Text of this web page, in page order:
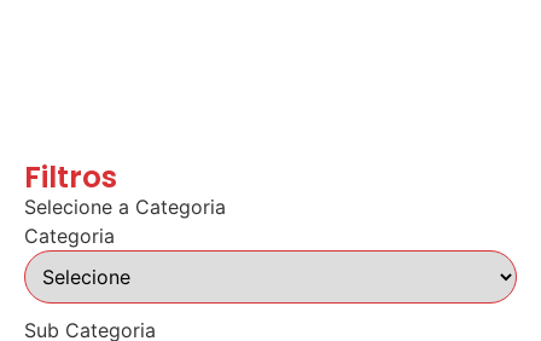
Filtros
Selecione a Categoria
Categoria
Sub Categoria